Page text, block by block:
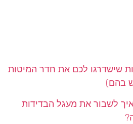
שישדרגו לכם את חדר המיטות
בהם)
לשבור את מעגל הבדידות